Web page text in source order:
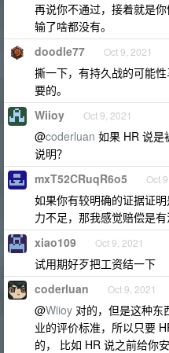
再说你不通过，接着就是
输了啥都没有。
doodle77 Oct 9, 2021
撕一下，有持久战的可能
要的。
Wiioy Oct 9, 2021
@coderluan 如果 HR 说是
说明？
mxT52CRuqR6o5 Oct
如果你有较明确的证据证
力不足，那我感觉赔偿是
xiao109 Oct 9, 2021
试用期好歹把工资结一下
coderluan Oct 9, 2021
@Wiioy 对的，但是这种东
业的评价标准，所以只要
的， 比如 HR 说之前给你